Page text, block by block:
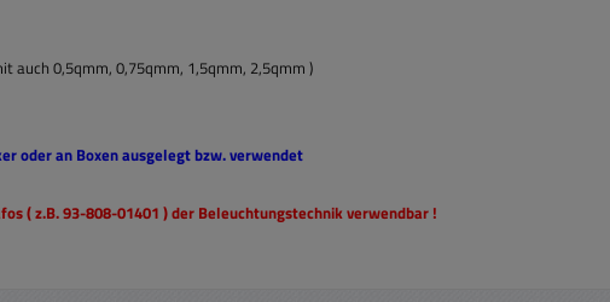
auch 0,5qmm, 0,75qmm, 1,5qmm, 2,5qmm )
oder an Boxen ausgelegt bzw. verwendet
( z.B. 93-808-01401 ) der Beleuchtungstechnik verwendbar !